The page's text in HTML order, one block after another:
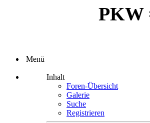
PKW
Menü
Inhalt
Foren-Übersicht
Galerie
Suche
Registrieren